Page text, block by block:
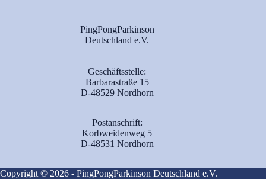
PingPongParkinson
Deutschland e.V.
Geschäftsstelle:
Barbarastraße 15
D-48529 Nordhorn
Postanschrift:
Korbweidenweg 5
D-48531 Nordhorn
Copyright © 2026 - PingPongParkinson Deutschland e.V.